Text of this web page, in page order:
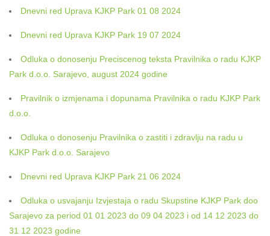
Dnevni red Uprava KJKP Park 01 08 2024
Dnevni red Uprava KJKP Park 19 07 2024
Odluka o donosenju Preciscenog teksta Pravilnika o radu KJKP
Park d.o.o. Sarajevo, august 2024 godine
Pravilnik o izmjenama i dopunama Pravilnika o radu KJKP Park
d.o.o.
Odluka o donosenju Pravilnika o zastiti i zdravlju na radu u
KJKP Park d.o.o. Sarajevo
Dnevni red Uprava KJKP Park 21 06 2024
Odluka o usvajanju Izvjestaja o radu Skupstine KJKP Park doo
Sarajevo za period 01 01 2023 do 09 04 2023 i od 14 12 2023 do
31 12 2023 godine